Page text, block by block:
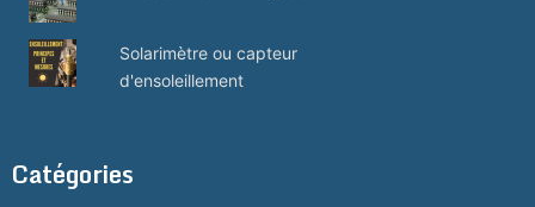
Solarimètre ou capteur
d'ensoleillement
Catégories